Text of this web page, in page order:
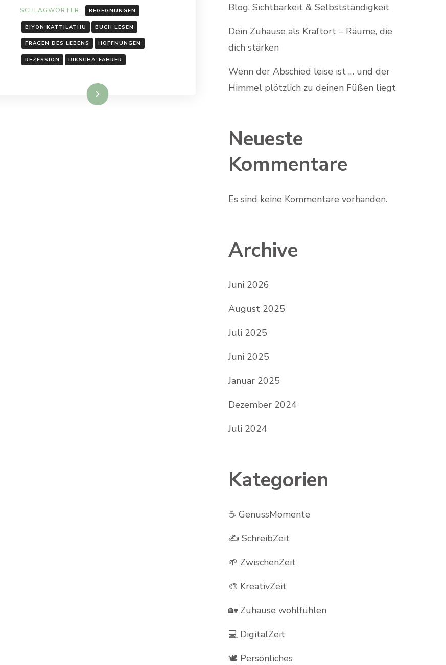
SCHLAGWÖRTER: BEGEGNUNGEN
BIYON KATTILATHU BUCH LESEN
FRAGEN DES LEBENS HOFFNUNGEN
REZESSION RIKSCHA-FAHRER
Weiterlesen
Blog, Sichtbarkeit & Selbstständigkeit
Dein Zuhause als Kraftort – Räume, die
dich stärken
Wenn der Abschied leise ist … und der
Himmel plötzlich zu deinen Füßen liegt
Neueste
Kommentare
Es sind keine Kommentare vorhanden.
Archive
Juni 2026
August 2025
Juli 2025
Juni 2025
Januar 2025
Dezember 2024
Juli 2024
Kategorien
☕ GenussMomente
✍️ SchreibZeit
🌱 ZwischenZeit
🎨 KreativZeit
🏡 Zuhause wohlfühlen
💻 DigitalZeit
🕊 Persönliches